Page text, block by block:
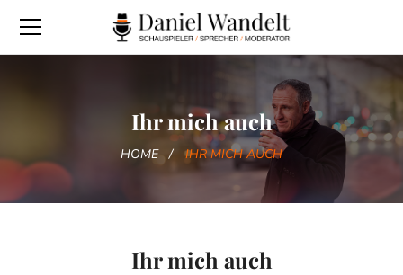
Ihr mich auch
HOME IHR MICH AUCH
Ihr mich auch